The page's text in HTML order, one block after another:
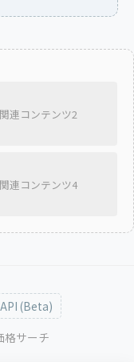
関連コンテンツ2
関連コンテンツ4
(Beta)
格サーチ